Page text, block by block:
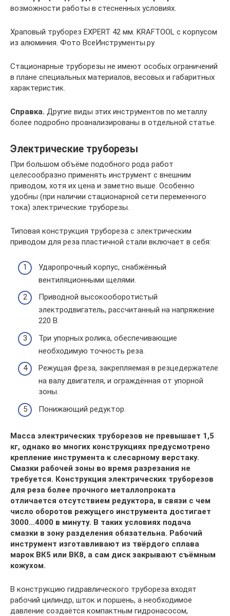
возможности работы в стесненных условиях.
Храповый труборез EXPERT 42 мм. KRAFTOOL с корпусом
из алюминия. Фото ВсеИнструменты.ру
Стационарные труборезы не имеют особых ограничений
в плане специальных материалов, весовых и габаритных
характеристик.
Справка. Другие виды этих инструментов по металлу
более подробно проанализированы в отдельной статье.
Электрические труборезы
При большом объёме подобного рода работ
целесообразно применять инструмент с внешним
приводом, хотя их цена и заметно выше. Особенно
удобны (при наличии стационарной сети переменного
тока) электрические труборезы.
Типовая конструкция трубореза с электрическим
приводом для реза пластичной стали включает в себя:
Ударопрочный корпус, снабжённый
вентиляционными щелями.
Приводной высокооборотистый
электродвигатель, рассчитанный на напряжение
220 В.
Три упорных ролика, обеспечивающие
необходимую точность реза.
Режущая фреза, закрепляемая в резцедержателе
на валу двигателя, и ограждённая от упорной
зоны.
Понижающий редуктор.
Масса электрических труборезов не превышает 1,5
кг, однако во многих конструкциях предусмотрено
крепление инструмента к слесарному верстаку.
Смазки рабочей зоны во время разрезания не
требуется. Конструкция электрических труборезов
для реза более прочного металлопроката
отличается отсутствием редуктора, в связи с чем
число оборотов режущего инструмента достигает
3000…4000 в минуту. В таких условиях подача
смазки в зону разделения обязательна. Рабочий
инструмент изготавливают из твёрдого сплава
марок ВК5 или ВК8, а сам диск закрывают съёмным
кожухом.
В конструкцию гидравлического трубореза входят
рабочий цилиндр, шток и поршень, а необходимое
давление создаётся компактным гидронасосом,